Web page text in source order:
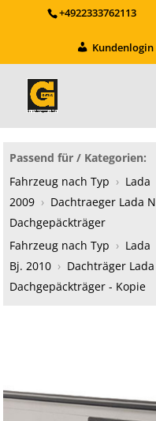
+4922333762113
Kundenlogin
Passend für / Kategorien:
Fahrzeug nach Typ › Lada
2009 › Dachtraeger Lada
Dachgepäckträger
Fahrzeug nach Typ › Lada
Bj. 2010 › Dachträger
Dachgepäckträger - Kopie